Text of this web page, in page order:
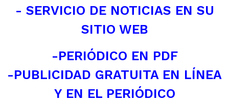
- SERVICIO DE NOTICIAS EN SU
SITIO WEB
-PERIÓDICO EN PDF
-PUBLICIDAD GRATUITA EN LÍNEA
Y EN EL PERIÓDICO